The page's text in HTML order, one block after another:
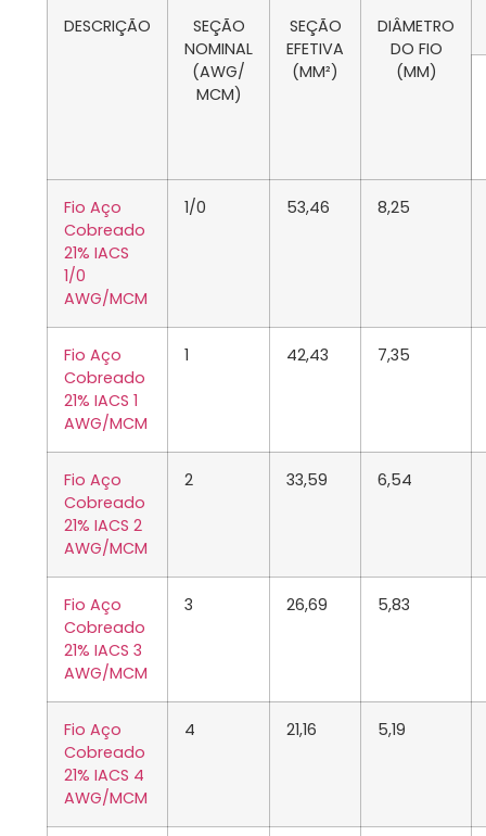
DESCRIÇÃO
SEÇÃO
NOMINAL
(AWG/
MCM)
SEÇÃO
EFETIVA
(MM²)
DIÂMETRO
DO FIO
(MM)
Fio Aço
Cobreado
21% IACS
1/0
AWG/MCM
1/0 53,46 8,25
Fio Aço
Cobreado
21% IACS 1
AWG/MCM
1 42,43 7,35
Fio Aço
Cobreado
21% IACS 2
AWG/MCM
2 33,59 6,54
Fio Aço
Cobreado
21% IACS 3
AWG/MCM
3 26,69 5,83
Fio Aço
Cobreado
21% IACS 4
AWG/MCM
4 21,16 5,19